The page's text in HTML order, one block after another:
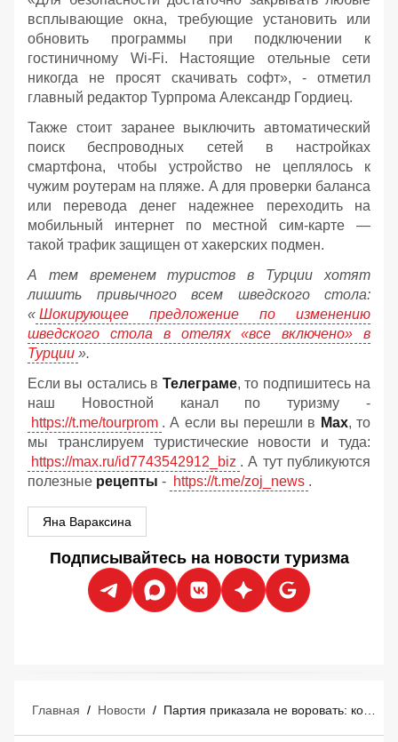
всплывающие окна, требующие установить или
обновить программы при подключении к
гостиничному Wi-Fi. Настоящие отельные сети
никогда не просят скачивать софт», - отметил
главный редактор Турпрома Александр Гордиец.
Также стоит заранее выключить автоматический
поиск беспроводных сетей в настройках
смартфона, чтобы устройство не цеплялось к
чужим роутерам на пляже. А для проверки баланса
или перевода денег надежнее переходить на
мобильный интернет по местной сим-карте —
такой трафик защищен от хакерских подмен.
А тем временем туристов в Турции хотят
лишить привычного всем шведского стола:
« Шокирующее предложение по изменению
шведского стола в отелях «все включено» в
Турции ».
Если вы остались в Телеграме, то подпишитесь на
наш Новостной канал по туризму -
https://t.me/tourprom . А если вы перешли в Мах, то
мы транслируем туристические новости и туда:
https://max.ru/id7743542912_biz . А тут публикуются
полезные рецепты - https://t.me/zoj_news .
Яна Вараксина
Подписывайтесь на новости туризма
Главная / Новости /